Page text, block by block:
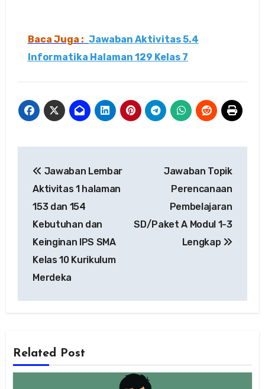
Baca Juga : Jawaban Aktivitas 5.4
Informatika Halaman 129 Kelas 7
pos
Jawaban Lembar
Aktivitas 1 halaman
153 dan 154
Kebutuhan dan
Keinginan IPS SMA
Kelas 10 Kurikulum
Merdeka
Jawaban Topik
Perencanaan
Pembelajaran
SD/Paket A Modul 1-3
Lengkap
Related Post